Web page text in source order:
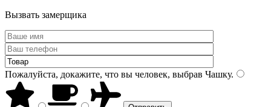
Вызвать замерщика
Пожалуйста, докажите, что вы человек, выбрав Чашку.